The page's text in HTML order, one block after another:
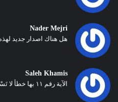
Nader Mejri
هل هناك اصدار جديد
Saleh Khamis
الآية رقم ١١ بها خطأ لا تَسْمَعُ فِيها لاغِيَةً لقد ضمت التا...